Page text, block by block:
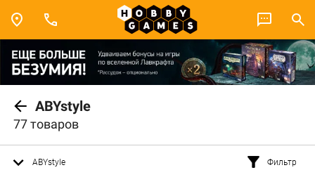
ABYstyle
77 товаров
ABYstyle Фильтр